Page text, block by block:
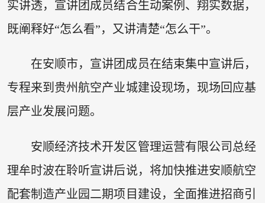
实讲透，宣讲团成员结合生动案例、翔实数据，
既阐释好“怎么看”，又讲清楚“怎么干”。
在安顺市，宣讲团成员在结束集中宣讲后，
专程来到贵州航空产业城建设现场，现场回应基
层产业发展问题。
安顺经济技术开发区管理运营有限公司总经
理牟时波在聆听宣讲后说，将加快推进安顺航空
配套制造产业园二期项目建设，全面推进招商引